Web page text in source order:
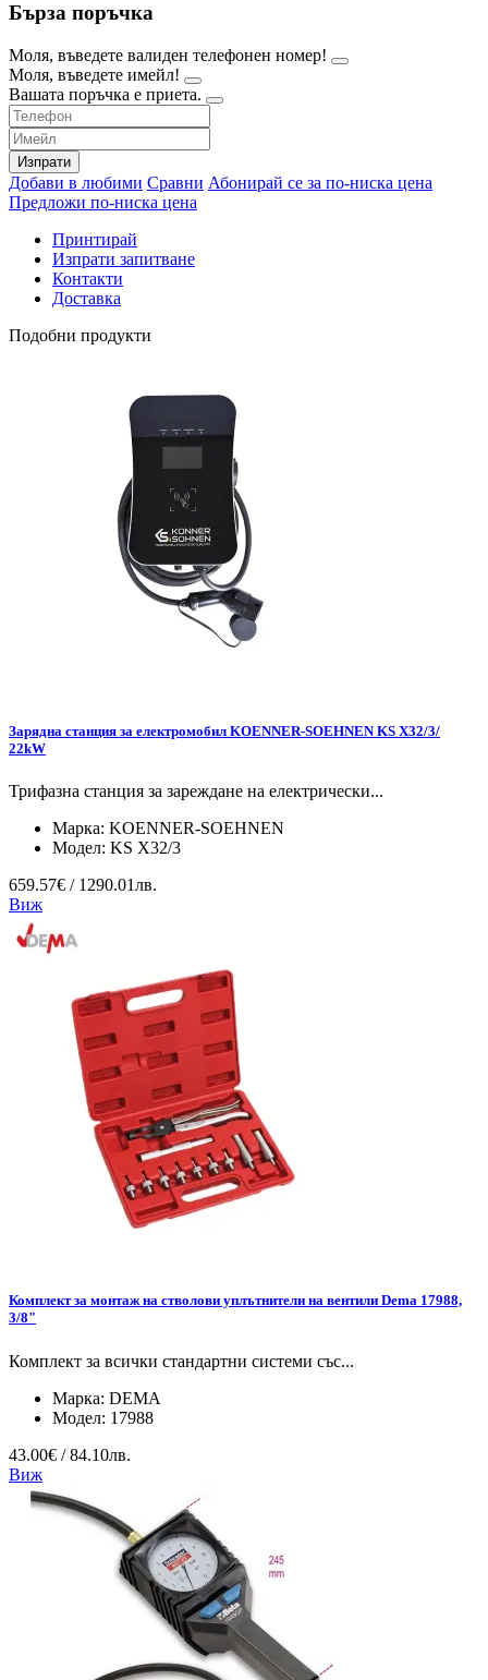
Бърза поръчка
Моля, въведете валиден телефонен номер!
Моля, въведете имейл!
Вашата поръчка е приета.
Изпрати
Добави в любими Сравни Абонирай се за по-ниска цена
Предложи по-ниска цена
Принтирай
Изпрати запитване
Контакти
Доставка
Подобни продукти
Зарядна станция за електромобил KOENNER-SOEHNEN KS X32/3/
22kW
Трифазна станция за зареждане на електрически...
Марка: KOENNER-SOEHNEN
Модел: KS X32/3
659.57€ / 1290.01лв.
Виж
Комплект за монтаж на стволови уплътнители на вентили Dema 17988,
3/8"
Комплект за всички стандартни системи със...
Марка: DEMA
Модел: 17988
43.00€ / 84.10лв.
Виж